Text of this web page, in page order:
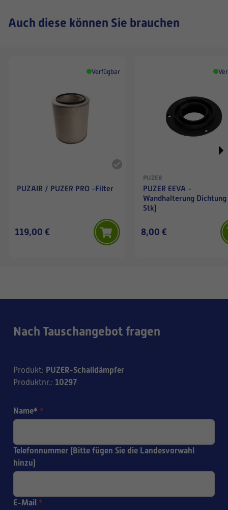
Auch diese können Sie brauchen
Verfügbar
PUZAIR / PUZER PRO -Filter
119,00 €
PUZER
PUZER EEVA -
Wandhalterung Dichtung
Stk)
8,00 €
Nach Tauschangebot fragen
Produkt: PUZER-Schalldämpfer
Produktnr.: 10297
Name* *
Telefonnummer (Bitte fügen Sie die Landesvorwahl
hinzu)
E-Mail *